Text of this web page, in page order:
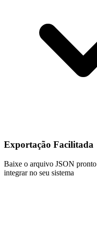
Exportação Facilitada
Baixe o arquivo JSON
integrar no seu sistema